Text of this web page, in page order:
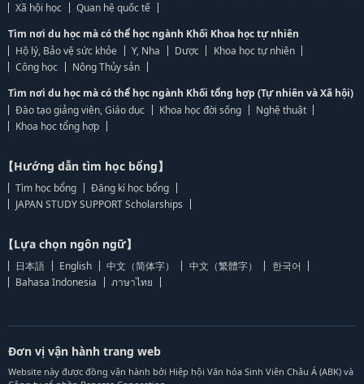
Xã hội học
Quan hệ quốc tế
Tìm nơi du học mà có thể học ngành Khối Khoa học tự nhiên
Hộ lý, Bảo vệ sức khỏe
Y, Nha Dược
Khoa học tự nhiên
Công học
Nông Thủy sản
Tìm nơi du học mà có thể học ngành Khối tổng hợp (Tự nhiên và Xã hội)
Đào tạo giảng viên, Giáo dục
Khoa học đời sống
Nghệ thuật
Khoa học tổng hợp
【Hướng dẫn tìm học bổng】
Tìm học bổng
Đăng kí học bổng
JAPAN STUDY SUPPORT Scholarships
【Lựa chọn ngôn ngữ】
日本語 English 中文（简体字） 中文（繁體字）
한국어
Bahasa Indonesia
ภาษาไทย
Đơn vị vận hành trang web
Website này được đồng vận hành bởi Hiệp hội Văn hóa Sinh Viên Châu Á (ABK) và